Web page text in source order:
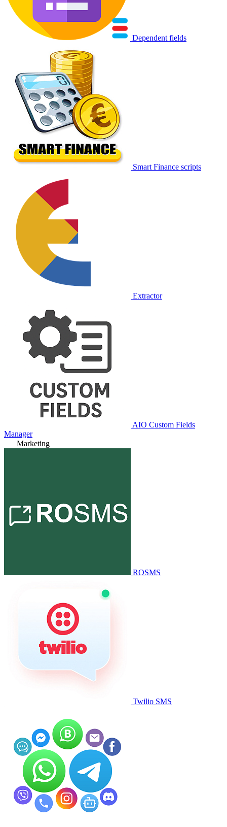
Dependent fields
Smart Finance scripts
Extractor
AIO Custom Fields
Manager
Marketing
ROSMS
Twilio SMS